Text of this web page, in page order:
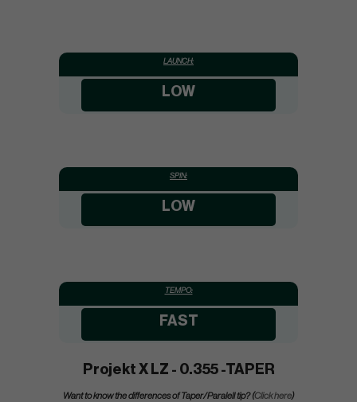
LAUNCH:
LOW
SPIN:
LOW
TEMPO:
FAST
Projekt X LZ - 0.355 -TAPER
Want to know the differences of Taper/Paralell tip? (Click here)